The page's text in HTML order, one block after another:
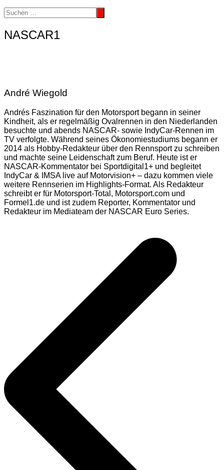
NASCAR1
André Wiegold
Andrés Faszination für den Motorsport begann in seiner
Kindheit, als er regelmäßig Ovalrennen in den Niederlanden
besuchte und abends NASCAR- sowie IndyCar-Rennen im
TV verfolgte. Während seines Ökonomiestudiums begann er
2014 als Hobby-Redakteur über den Rennsport zu schreiben
und machte seine Leidenschaft zum Beruf. Heute ist er
NASCAR-Kommentator bei Sportdigital1+ und begleitet
IndyCar & IMSA live auf Motorvision+ – dazu kommen viele
weitere Rennserien im Highlights-Format. Als Redakteur
schreibt er für Motorsport-Total, Motorsport.com und
Formel1.de und ist zudem Reporter, Kommentator und
Redakteur im Mediateam der NASCAR Euro Series.